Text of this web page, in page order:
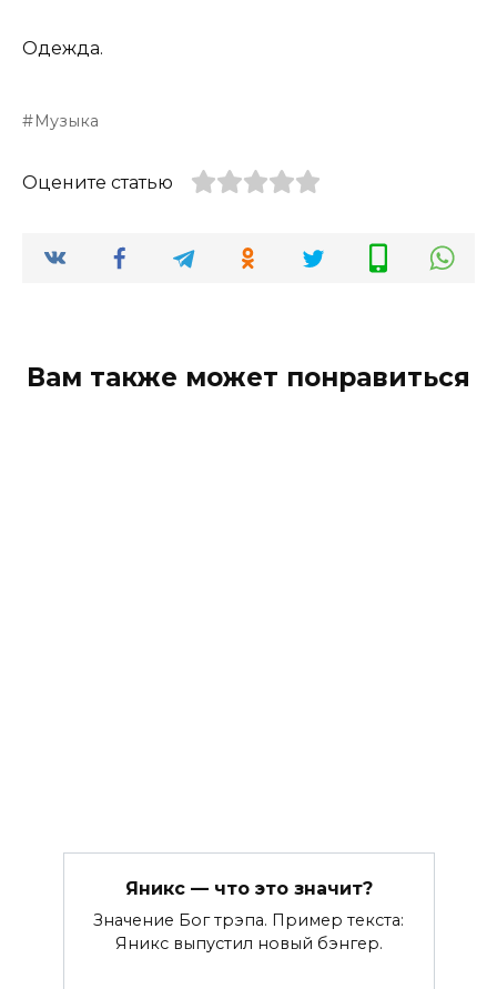
Одежда.
Музыка
Оцените статью
Вам также может понравиться
Яникс — что это значит?
Значение Бог трэпа. Пример текста:
Яникс выпустил новый бэнгер.